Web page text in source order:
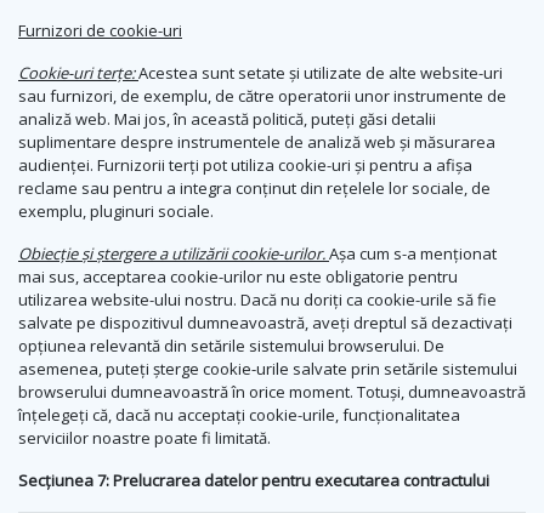
Furnizori de cookie-uri
Cookie-uri terțe:Acestea sunt setate și utilizate de alte website-uri
sau furnizori, de exemplu, de către operatorii unor instrumente de
analiză web. Mai jos, în această politică, puteți găsi detalii
suplimentare despre instrumentele de analiză web și măsurarea
audienței. Furnizorii terți pot utiliza cookie-uri și pentru a afișa
reclame sau pentru a integra conținut din rețelele lor sociale, de
exemplu, pluginuri sociale.
Obiecție și ștergere a utilizării cookie-urilor.Așa cum s-a menționat
mai sus, acceptarea cookie-urilor nu este obligatorie pentru
utilizarea website-ului nostru. Dacă nu doriți ca cookie-urile să fie
salvate pe dispozitivul dumneavoastră, aveți dreptul să dezactivați
opțiunea relevantă din setările sistemului browserului. De
asemenea, puteți șterge cookie-urile salvate prin setările sistemului
browserului dumneavoastră în orice moment. Totuși, dumneavoastră
înțelegeți că, dacă nu acceptați cookie-urile, funcționalitatea
serviciilor noastre poate fi limitată.
Secțiunea 7: Prelucrarea datelor pentru executarea contractului